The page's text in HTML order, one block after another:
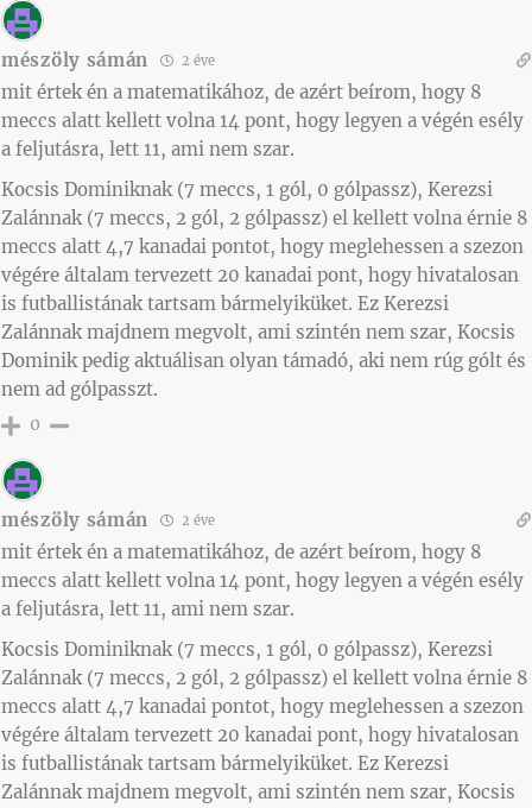
mészöly sámán 2 éve
mit értek én a matematikához, de azért beírom, hogy 8
meccs alatt kellett volna 14 pont, hogy legyen a végén esély
a feljutásra, lett 11, ami nem szar.
Kocsis Dominiknak (7 meccs, 1 gól, 0 gólpassz), Kerezsi
Zalánnak (7 meccs, 2 gól, 2 gólpassz) el kellett volna érnie 8
meccs alatt 4,7 kanadai pontot, hogy meglehessen a szezon
végére általam tervezett 20 kanadai pont, hogy hivatalosan
is futballistának tartsam bármelyiküket. Ez Kerezsi
Zalánnak majdnem megvolt, ami szintén nem szar, Kocsis
Dominik pedig aktuálisan olyan támadó, aki nem rúg gólt és
nem ad gólpasszt.
0
mészöly sámán 2 éve
mit értek én a matematikához, de azért beírom, hogy 8
meccs alatt kellett volna 14 pont, hogy legyen a végén esély
a feljutásra, lett 11, ami nem szar.
Kocsis Dominiknak (7 meccs, 1 gól, 0 gólpassz), Kerezsi
Zalánnak (7 meccs, 2 gól, 2 gólpassz) el kellett volna érnie 8
meccs alatt 4,7 kanadai pontot, hogy meglehessen a szezon
végére általam tervezett 20 kanadai pont, hogy hivatalosan
is futballistának tartsam bármelyiküket. Ez Kerezsi
Zalánnak majdnem megvolt, ami szintén nem szar, Kocsis